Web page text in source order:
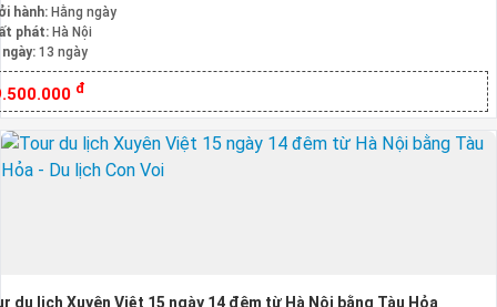
hành: Hằng ngày
phát: Hà Nội
13 ngày
đ
du lịch Xuyên Việt 15 ngày 14 đêm từ Hà Nội bằng Tàu Hỏa